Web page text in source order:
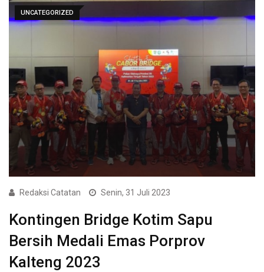
UNCATEGORIZED
Redaksi Catatan Senin, 31 Juli 2023
Kontingen Bridge Kotim Sapu
Bersih Medali Emas Porprov
Kalteng 2023